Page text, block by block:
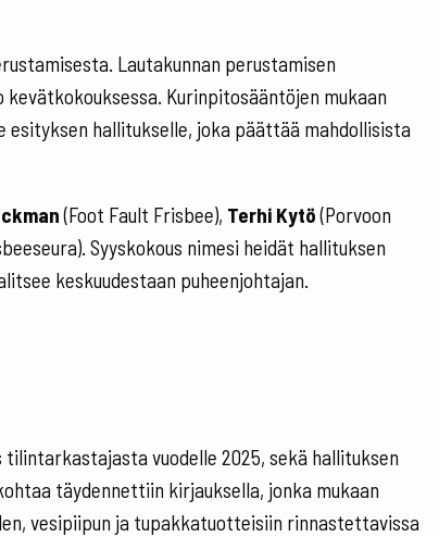
Lautakunnan perustamisen
Kurinpitosääntöjen mukaan
hallitukselle, joka päättää mahdollisista
(Foot Fault Frisbee), Terhi Kytö(Porvoon
Syyskokous nimesi heidät hallituksen
keskuudestaan puheenjohtajan.
vuodelle 2025, sekä hallituksen
täydennettiin kirjauksella, jonka mukaan
vesipiipun ja tupakkatuotteisiin rinnastettavissa